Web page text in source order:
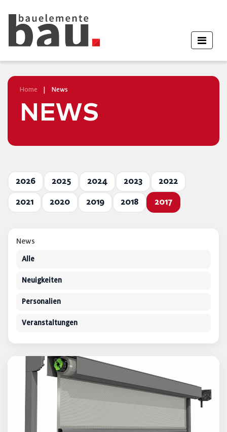
Home News
NEWS
2026 2025 2024 2023 2022
2021 2020 2019 2018 2017
News
Alle
Neuigkeiten
Personalien
Veranstaltungen